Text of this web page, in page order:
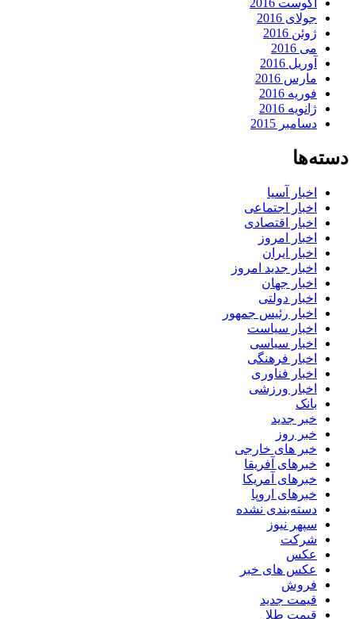
آگوست 2016
جولای 2016
ژوئن 2016
می 2016
آوریل 2016
مارس 2016
فوریه 2016
ژانویه 2016
دسامبر 2015
دسته‌ها
اخبار آسیا
اخبار اجتماعی
اخبار اقتصادی
اخبار امروز
اخبار ایران
اخبار جدید امروز
اخبار جهان
اخبار دولتی
اخبار رئیس جمهور
اخبار سیاست
اخبار سیاسی
اخبار فرهنگی
اخبار فناوری
اخبار ورزشی
بانک
خبر جدید
خبر روز
خبر های خارجی
خبرهای آفریقا
خبرهای آمریکا
خبرهای اروپا
دسته‌بندی نشده
سپهر نیوز
شرکت
عکس
عکس های خبر
فروش
قیمت جدید
قیمت طلا